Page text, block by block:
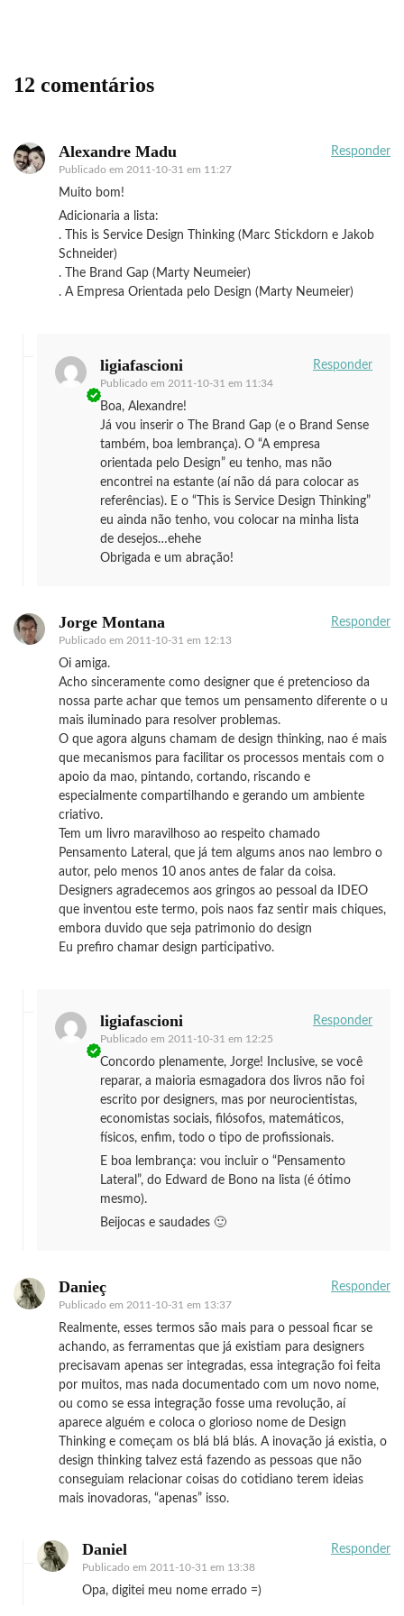
12 comentários
Alexandre Madu
Publicado em 2011-10-31 em 11:27
Responder
Muito bom!
Adicionaria a lista:
. This is Service Design Thinking (Marc Stickdorn e Jakob
Schneider)
. The Brand Gap (Marty Neumeier)
. A Empresa Orientada pelo Design (Marty Neumeier)
ligiafascioni
Publicado em 2011-10-31 em 11:34
Responder
Boa, Alexandre!
Já vou inserir o The Brand Gap (e o Brand Sense
também, boa lembrança). O “A empresa
orientada pelo Design” eu tenho, mas não
encontrei na estante (aí não dá para colocar as
referências). E o “This is Service Design Thinking”
eu ainda não tenho, vou colocar na minha lista
de desejos…ehehe
Obrigada e um abração!
Jorge Montana
Publicado em 2011-10-31 em 12:13
Responder
Oi amiga.
Acho sinceramente como designer que é pretencioso da
nossa parte achar que temos um pensamento diferente o u
mais iluminado para resolver problemas.
O que agora alguns chamam de design thinking, nao é mais
que mecanismos para facilitar os processos mentais com o
apoio da mao, pintando, cortando, riscando e
especialmente compartilhando e gerando um ambiente
criativo.
Tem um livro maravilhoso ao respeito chamado
Pensamento Lateral, que já tem algums anos nao lembro o
autor, pelo menos 10 anos antes de falar da coisa.
Designers agradecemos aos gringos ao pessoal da IDEO
que inventou este termo, pois naos faz sentir mais chiques,
embora duvido que seja patrimonio do design
Eu prefiro chamar design participativo.
ligiafascioni
Publicado em 2011-10-31 em 12:25
Responder
Concordo plenamente, Jorge! Inclusive, se você
reparar, a maioria esmagadora dos livros não foi
escrito por designers, mas por neurocientistas,
economistas sociais, filósofos, matemáticos,
físicos, enfim, todo o tipo de profissionais.
E boa lembrança: vou incluir o “Pensamento
Lateral”, do Edward de Bono na lista (é ótimo
mesmo).
Beijocas e saudades 🙂
Danieç
Publicado em 2011-10-31 em 13:37
Responder
Realmente, esses termos são mais para o pessoal ficar se
achando, as ferramentas que já existiam para designers
precisavam apenas ser integradas, essa integração foi feita
por muitos, mas nada documentado com um novo nome,
ou como se essa integração fosse uma revolução, aí
aparece alguém e coloca o glorioso nome de Design
Thinking e começam os blá blá blás. A inovação já existia, o
design thinking talvez está fazendo as pessoas que não
conseguiam relacionar coisas do cotidiano terem ideias
mais inovadoras, “apenas” isso.
Daniel
Publicado em 2011-10-31 em 13:38
Responder
Opa, digitei meu nome errado =)